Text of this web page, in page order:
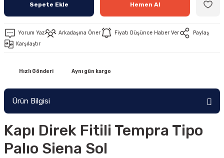
Sepete Ekle Hemen Al
Yorum Yaz Arkadaşına Öner Fiyatı Düşünce Haber Ver
Paylaş
Karşılaştır
Hızlı Gönderi Aynı gün kargo
Ürün Bilgisi
Kapı Direk Fitili Tempra Tipo
Palıo Siena Sol